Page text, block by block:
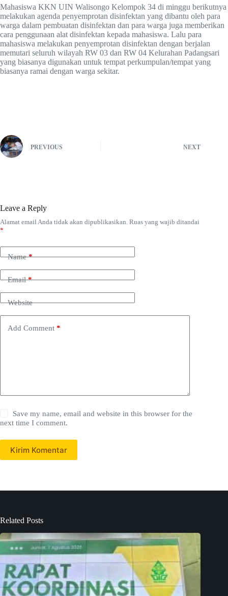
Mahasiswa KKN UIN Walisongo Kelompok 34 di minggu berikutnya
melakukan agenda penyemprotan disinfektan yang dibantu oleh para
warga dalam pembuatan disinfektan dan para warga juga memberikan
cara penggunaan alat disinfektan kepada mahasiswa. Lalu para
mahasiswa melakukan penyemprotan disinfektan dengan berjalan
memutari seluruh wilayah RW 03 dan RW 04 Kelurahan Padangsari
yang biasanya digunakan untuk tempat perkumpulan/tempat yang
biasanya ramai dengan warga sekitar.
PREVIOUS NEXT
Leave a Reply
Alamat email Anda tidak akan dipublikasikan. Ruas yang wajib ditandai
*
Name*
Email*
Website
Add Comment *
Save my name, email and website in this browser for the
next time I comment.
Kirim Komentar
Related Posts